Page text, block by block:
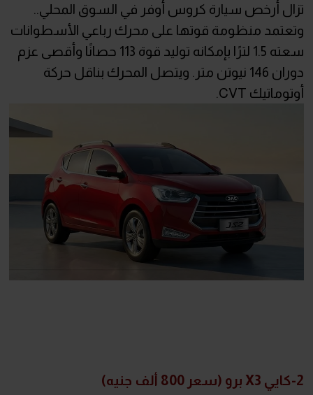
تزال أرخص سيارة كروس أوفر في السوق المحلي..
وتعتمد منظومة قوتها على محرك رباعي الأسطوانات
سعته 1.5 لترًا بإمكانه توليد قوة 113 حصانًا وأقصى عزم
دوران 146 نيوتن متر. ويتصل المحرك بناقل حركة
أوتوماتيك CVT.
2-كايي X3 برو (سعر 800 ألف جنيه)